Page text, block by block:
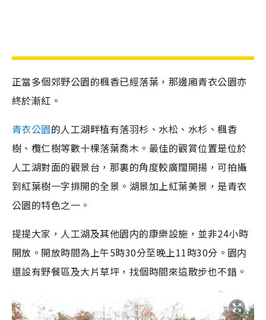
正當多個郊野公園的楓香已經落葉，那邊廂青衣公園亦
終於漸紅。
青衣公園的人工湖畔植有落羽杉、水松、水杉、楓香
樹、欖仁樹等數十棵落葉喬木。最佳的觀賞位置是位於
人工湖對面的觀景台，那裏的角度較廣闊開揚，可拍攝
到紅葉樹一字排開的全景。湖景加上紅葉美景，是青衣
公園的特色之一。
提提大家，人工湖及其他園内的康樂設施，並非24小時
開放。開放時間為上午5時30分至晚上11時30分。園内
還設有野餐區及大片草坪，找個時間來這散步也不錯。